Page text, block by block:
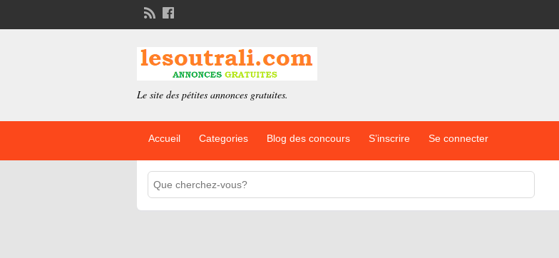
Le site des pétites annonces gratuites.
Accueil Categories Blog des concours S’inscrire Se connecter